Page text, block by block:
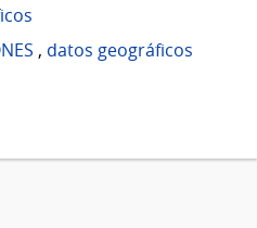
, datos geográficos